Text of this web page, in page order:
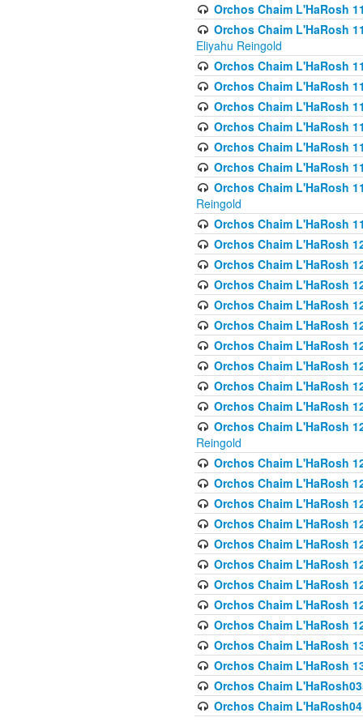
Orchos Chaim L'HaRosh
Orchos Chaim L'HaRosh
Eliyahu Reingold
Orchos Chaim L'HaRosh
Orchos Chaim L'HaRosh
Orchos Chaim L'HaRosh
Orchos Chaim L'HaRosh
Orchos Chaim L'HaRosh
Orchos Chaim L'HaRosh
Orchos Chaim L'HaRosh
Reingold
Orchos Chaim L'HaRosh
Orchos Chaim L'HaRosh
Orchos Chaim L'HaRosh
Orchos Chaim L'HaRosh
Orchos Chaim L'HaRosh
Orchos Chaim L'HaRosh
Orchos Chaim L'HaRosh
Orchos Chaim L'HaRosh
Orchos Chaim L'HaRosh
Orchos Chaim L'HaRosh
Orchos Chaim L'HaRosh
Reingold
Orchos Chaim L'HaRosh
Orchos Chaim L'HaRosh
Orchos Chaim L'HaRosh
Orchos Chaim L'HaRosh
Orchos Chaim L'HaRosh
Orchos Chaim L'HaRosh
Orchos Chaim L'HaRosh
Orchos Chaim L'HaRosh
Orchos Chaim L'HaRosh
Orchos Chaim L'HaRosh
Orchos Chaim L'HaRosh
Orchos Chaim
Orchos Chaim